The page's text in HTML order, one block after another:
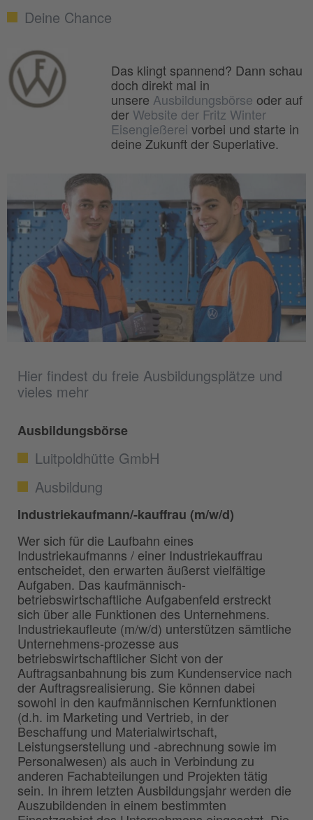
Hier findest du freie Ausbildungsplätze und
vieles mehr
Ausbildungsbörse
Luitpoldhütte GmbH
Ausbildung
Industriekaufmann/-kauffrau (m/w/d)
Wer sich für die Laufbahn eines
Industriekaufmanns / einer Industriekauffrau
entscheidet, den erwarten äußerst vielfältige
Aufgaben. Das kaufmännisch-
betriebswirtschaftliche Aufgabenfeld erstreckt
sich über alle Funktionen des Unternehmens.
Industriekaufleute (m/w/d) unterstützen sämtliche
Unternehmens-prozesse aus
betriebswirtschaftlicher Sicht von der
Auftragsanbahnung bis zum Kundenservice nach
der Auftragsrealisierung. Sie können dabei
sowohl in den kaufmännischen Kernfunktionen
(d.h. im Marketing und Vertrieb, in der
Beschaffung und Materialwirtschaft,
Leistungserstellung und -abrechnung sowie im
Personalwesen) als auch in Verbindung zu
anderen Fachabteilungen und Projekten tätig
sein. In ihrem letzten Ausbildungsjahr werden die
Auszubildenden in einem bestimmten
Deine Chance
Das klingt spannend? Dann schau
doch direkt mal in
unsere Ausbildungsbörse oder auf
der Website der Fritz Winter
Eisengießerei vorbei und starte in
deine Zukunft der Superlative.